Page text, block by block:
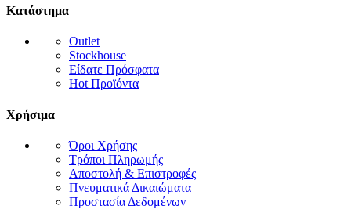
Κατάστημα
Outlet
Stockhouse
Είδατε Πρόσφατα
Hot Προϊόντα
Χρήσιμα
Όροι Χρήσης
Τρόποι Πληρωμής
Αποστολή & Επιστροφές
Πνευματικά Δικαιώματα
Προστασία Δεδομένων